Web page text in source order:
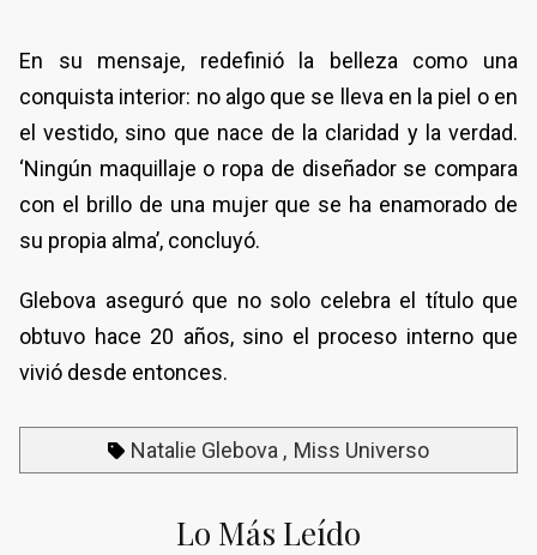
En su mensaje, redefinió la belleza como una
conquista interior: no algo que se lleva en la piel o en
el vestido, sino que nace de la claridad y la verdad.
‘Ningún maquillaje o ropa de diseñador se compara
con el brillo de una mujer que se ha enamorado de
su propia alma’, concluyó.
Glebova aseguró que no solo celebra el título que
obtuvo hace 20 años, sino el proceso interno que
vivió desde entonces.
Natalie Glebova Miss Universo
Lo Más Leído